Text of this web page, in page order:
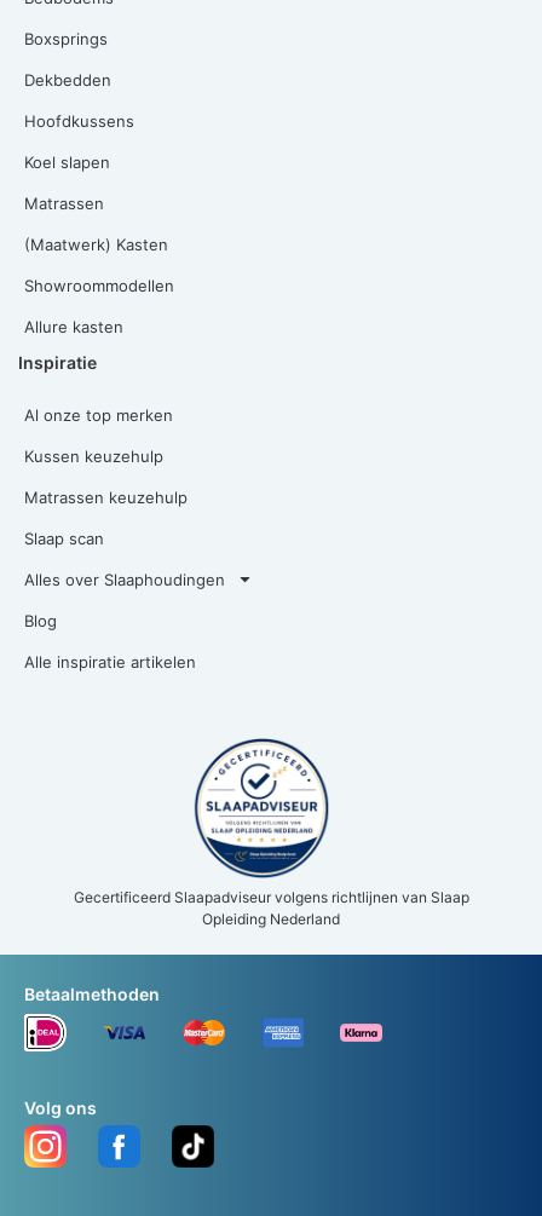
Boxsprings
Dekbedden
Hoofdkussens
Koel slapen
Matrassen
(Maatwerk) Kasten
Showroommodellen
Allure kasten
Inspiratie
Al onze top merken
Kussen keuzehulp
Matrassen keuzehulp
Slaap scan
Alles over Slaaphoudingen
Blog
Alle inspiratie artikelen
Gecertificeerd Slaapadviseur volgens richtlijnen van Slaap
Opleiding Nederland
Volg ons
Betaalmethoden